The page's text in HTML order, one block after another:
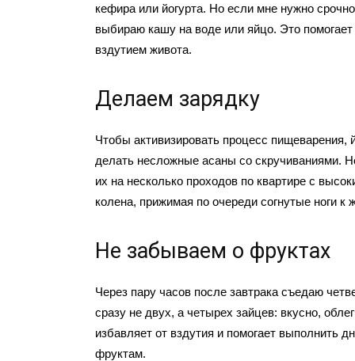
кефира или йогурта. Но если мне нужно
выбираю кашу на воде или яйцо. Это
вздутием живота.
Делаем зарядку
Чтобы активизировать процесс пищеварения,
делать несложные асаны со скручиваниями.
их на несколько проходов по квартире с
колена, прижимая по очереди согнутые ноги к
Не забываем о фруктах
Через пару часов после завтрака съедаю
сразу не двух, а четырех зайцев: вкусно,
избавляет от вздутия и помогает выполнить
фруктам.